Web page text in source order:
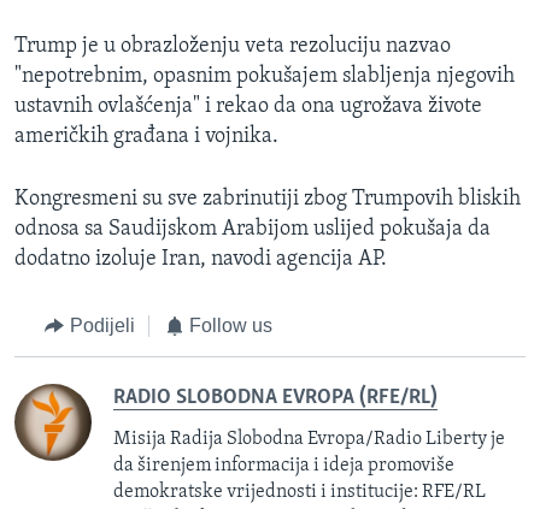
Trump je u obrazloženju veta rezoluciju nazvao
"nepotrebnim, opasnim pokušajem slabljenja njegovih
ustavnih ovlašćenja" i rekao da ona ugrožava živote
američkih građana i vojnika.
Kongresmeni su sve zabrinutiji zbog Trumpovih bliskih
odnosa sa Saudijskom Arabijom uslijed pokušaja da
dodatno izoluje Iran, navodi agencija AP.
Podijeli Follow us
RADIO SLOBODNA EVROPA (RFE/RL)
Misija Radija Slobodna Evropa/Radio Liberty je
da širenjem informacija i ideja promoviše
demokratske vrijednosti i institucije: RFE/RL